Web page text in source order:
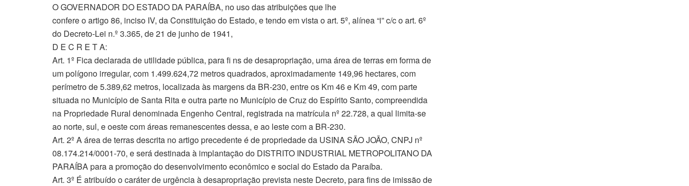
O GOVERNADOR DO ESTADO DA PARAÍBA, no uso das atribuições que lhe
confere o artigo 86, inciso IV, da Constituição do Estado, e tendo em vista o art. 5º, alínea “i” c/c o art. 6º
do Decreto-Lei n.º 3.365, de 21 de junho de 1941,
D E C R E T A:
Art. 1º Fica declarada de utilidade pública, para fi ns de desapropriação, uma área de terras em forma de
um polígono irregular, com 1.499.624,72 metros quadrados, aproximadamente 149,96 hectares, com
perímetro de 5.389,62 metros, localizada às margens da BR-230, entre os Km 46 e Km 49, com parte
situada no Município de Santa Rita e outra parte no Município de Cruz do Espírito Santo, compreendida
na Propriedade Rural denominada Engenho Central, registrada na matrícula nº 22.728, a qual limita-se
ao norte, sul, e oeste com áreas remanescentes dessa, e ao leste com a BR-230.
Art. 2º A área de terras descrita no artigo precedente é de propriedade da USINA SÃO JOÃO, CNPJ nº
08.174.214/0001-70, e será destinada à implantação do DISTRITO INDUSTRIAL METROPOLITANO DA
PARAÍBA para a promoção do desenvolvimento econômico e social do Estado da Paraíba.
Art. 3º É atribuído o caráter de urgência à desapropriação prevista neste Decreto, para fins de imissão de